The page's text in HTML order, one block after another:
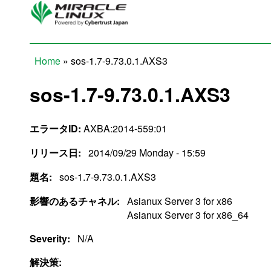
Skip to main content
Home » sos-1.7-9.73.0.1.AXS3
sos-1.7-9.73.0.1.AXS3
エラータID: AXBA:2014-559:01
リリース日: 2014/09/29 Monday - 15:59
題名: sos-1.7-9.73.0.1.AXS3
影響のあるチャネル: Asianux Server 3 for x86
Asianux Server 3 for x86_64
Severity:
N/A
解決策: